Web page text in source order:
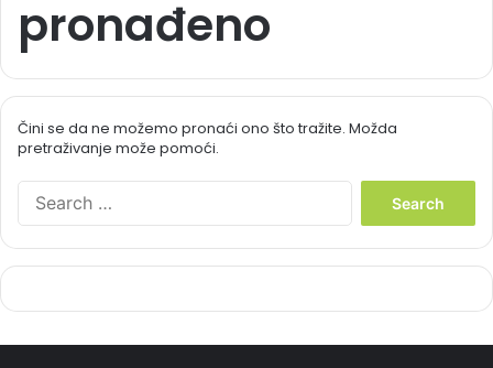
pronađeno
Čini se da ne možemo pronaći ono što tražite. Možda
pretraživanje može pomoći.
h